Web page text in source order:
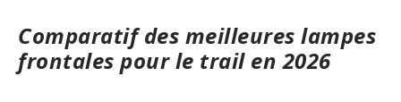
Comparatif des meilleures lampes
frontales pour le trail en 2026